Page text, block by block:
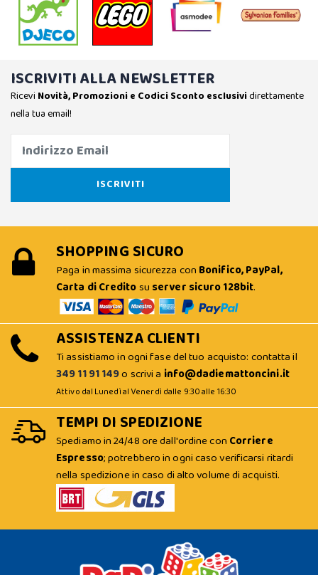
ISCRIVITI ALLA NEWSLETTER
Ricevi Novità, Promozioni e Codici Sconto esclusividirettamente
nella tua email!
SHOPPING SICURO
Paga in massima sicurezza con Bonifico, PayPal,
Carta di Creditosu server sicuro 128bit.
ASSISTENZA CLIENTI
Ti assistiamo in ogni fase del tuo acquisto: contatta il
349 11 91 149o scrivi a info@dadiemattoncini.it
Attivo dal Lunedì al Venerdì dalle 9:30 alle 16:30
TEMPI DI SPEDIZIONE
Spediamo in 24/48 ore dall'ordine con Corriere
Espresso; potrebbero in ogni caso verificarsi ritardi
nella spedizione in caso di alto volume di acquisti.